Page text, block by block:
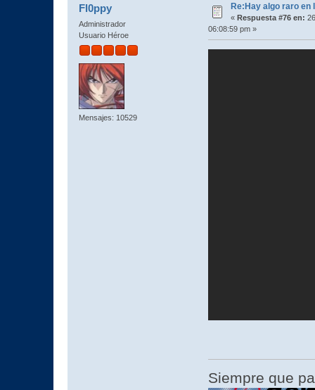
Fl0ppy
Administrador
Usuario Héroe
Mensajes: 10529
Re:Hay algo raro en
« Respuesta #76 en:
06:08:59 pm »
Siempre que